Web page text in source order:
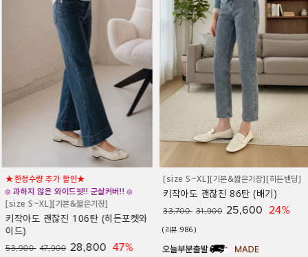
★한정수량 추가 할인★
◎ 과하지 않은 와이드핏!! 군살커버!! ◎
[size S~XL][기본&짧은기장]
키작아도 괜찮진 106탄 (히든포켓와
이드)
53,900 47,900 28,800 47%
[size S~XL][기본&짧은기장][히든밴딩]
키작아도 괜찮진 86탄 (배기)
33,700 31,900 25,600 24%
(리뷰:986)